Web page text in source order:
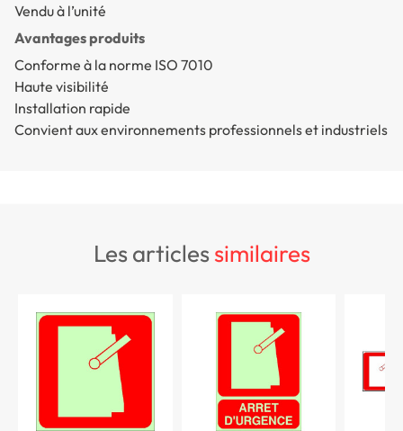
Vendu à l’unité
Avantages produits
Conforme à la norme ISO 7010
Haute visibilité
Installation rapide
Convient aux environnements professionnels et industriels
les articlessimilaires